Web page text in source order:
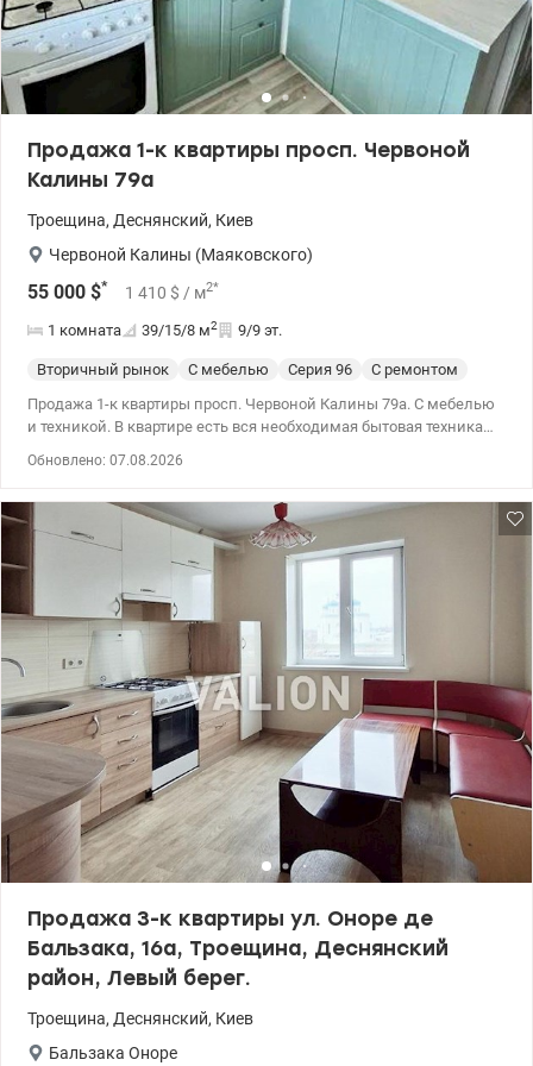
Продажа 1-к квартиры просп. Червоной
Калины 79а
Троещина, Деснянский, Киев
Червоной Калины (Маяковского)
55 000 $* 1 410 $ / м2*
1 комната 39/15/8 м2 9/9 эт.
Вторичный рынок С мебелью Cерия 96
С ремонтом
Продажа 1-к квартиры просп. Червоной Калины 79а. С мебелью
и техникой. В квартире есть вся необходимая бытовая техника
потолок, заменены трубы, обшит балкон, новый стеклопакет в
кухне, выведен провод под кондиционер. Ремонт в светлых
тонах, большой шкаф-купе, где можно комфортно разместить
все вещи, новая кухня, рабочий стол, диван. Рядом находится
рынок, парк, спортивный зал, сквер, останов общественного
транспорта. Цена: 55000 у.е.моб: 0664863383 Татьяна
Обновлено: 07.08.2026
Продажа 3-к квартиры ул. Оноре де
Бальзака, 16а, Троещина, Деснянский
район, Левый берег.
Троещина, Деснянский, Киев
Бальзака Оноре